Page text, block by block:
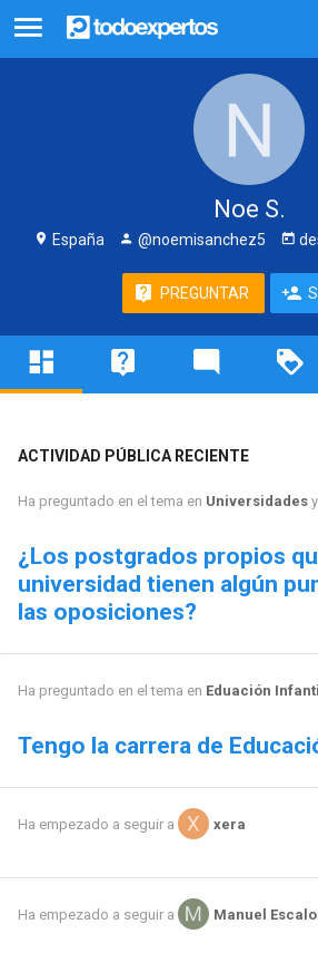
Noe S.
España @noemisanchez5
PREGUNTAR
ACTIVIDAD PÚBLICA RECIENTE
Ha preguntado en el tema en Universidadesy
¿Los postgrados propios
universidad tienen algún
las oposiciones?
Ha preguntado en el tema en Eduación
Tengo la carrera de
Ha empezado a seguir a xera
Ha empezado a seguir a Manuel